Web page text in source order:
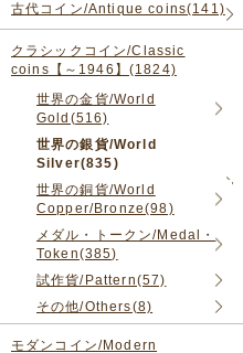
古代コイン/Antique coins(141)
クラシックコイン/Classic
coins【～1946】(1824)
世界の金貨/World
Gold(516)
世界の銀貨/World
Silver(835)
世界の銅貨/World
Copper/Bronze(98)
メダル・トークン/Medal・
Token(385)
試作貨/Pattern(57)
その他/Others(8)
モダンコイン/Modern